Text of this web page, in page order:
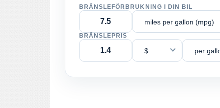
BRÄNSLEFÖRBRUKNING I DIN BIL
miles per gallon (mpg)
BRÄNSLEPRIS
$ per